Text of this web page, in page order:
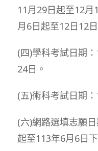
11月29日起至12
月6日起至12日12
(四)學科考試日期
24日。
(五)術科考試日期
(六)網路選填志願
起至113年6月6日